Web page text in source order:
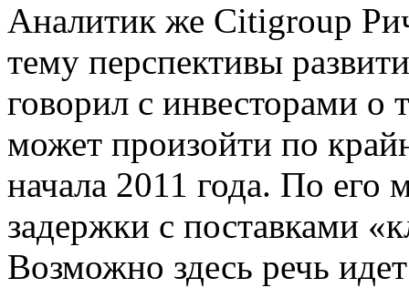
Аналитик же Citigroup
тему перспективы
говорил с инвесторами о
может произойти по
начала 2011 года. По
задержки с поставками
Возможно здесь речь